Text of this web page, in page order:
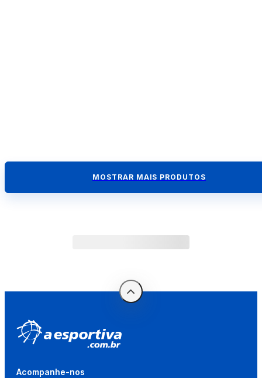
MOSTRAR MAIS PRODUTOS
Acompanhe-nos